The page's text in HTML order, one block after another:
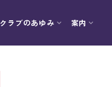
クラブのあゆみ 案内